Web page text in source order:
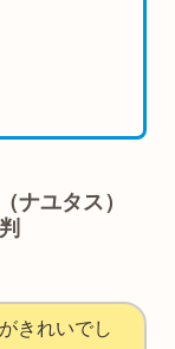
ナユタス）
きれいでし